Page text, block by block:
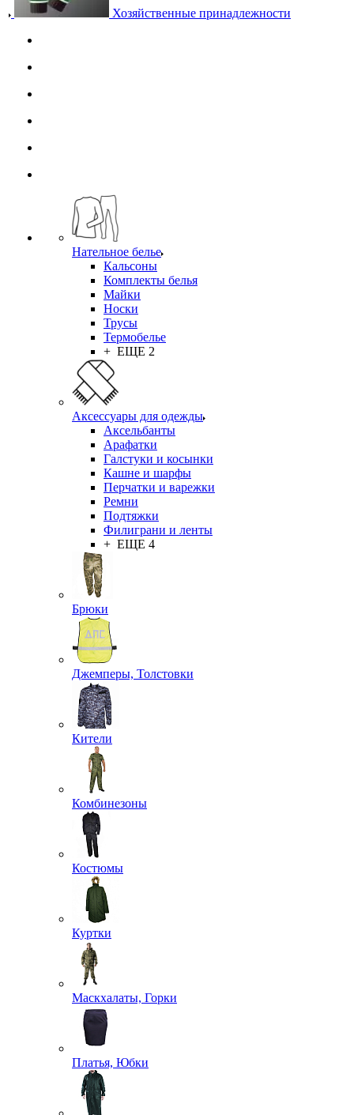
Хозяйственные принадлежности
Нательное белье
Кальсоны
Комплекты белья
Майки
Носки
Трусы
Термобелье
+ ЕЩЕ 2
Аксессуары для одежды
Аксельбанты
Арафатки
Галстуки и косынки
Кашне и шарфы
Перчатки и варежки
Ремни
Подтяжки
Филиграни и ленты
+ ЕЩЕ 4
Брюки
Джемперы, Толстовки
Кители
Комбинезоны
Костюмы
Куртки
Маскхалаты, Горки
Платья, Юбки